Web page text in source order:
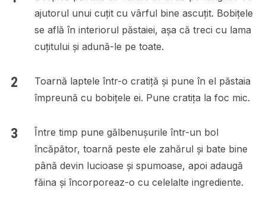
ajutorul unui cuțit cu vârful bine ascuțit. Bobițele
se află în interiorul păstaiei, așa că treci cu lama
cuțitului și adună-le pe toate.
Toarnă laptele într-o cratiță și pune în el păstaia
împreună cu bobițele ei. Pune cratița la foc mic.
Între timp pune gălbenușurile într-un bol
încăpător, toarnă peste ele zahărul și bate bine
până devin lucioase și spumoase, apoi adaugă
făina și încorporeaz-o cu celelalte ingrediente.